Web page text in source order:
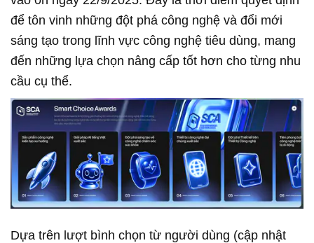
để tôn vinh những đột phá công nghệ và đổi mới
sáng tạo trong lĩnh vực công nghệ tiêu dùng, mang
đến những lựa chọn nâng cấp tốt hơn cho từng nhu
cầu cụ thể.
Dựa trên lượt bình chọn từ người dùng (cập nhật